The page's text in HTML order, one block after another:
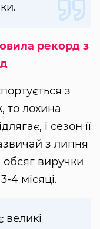
рекорд з
з
то лохина
і сезон її
з липня
виручки
4 місяці.
великі